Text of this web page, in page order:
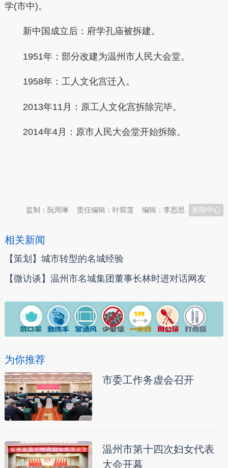
学(市中)。
新中国成立后：府学孔庙被拆建。
1951年：部分改建为温州市人民大会堂。
1958年：工人文化宫迁入。
2013年11月：原工人文化宫拆除完毕。
2014年4月：原市人民大会堂开始拆除。
新闻中心
编辑：李思思
责任编辑：叶双莲
监制：阮周琳
相关新闻
【策划】城市转型的名城经验
【微访谈】温州市名城集团董事长林时进对话网友
为你推荐
市委工作务虚会召开
温州市第十四次妇女代表
大会开幕